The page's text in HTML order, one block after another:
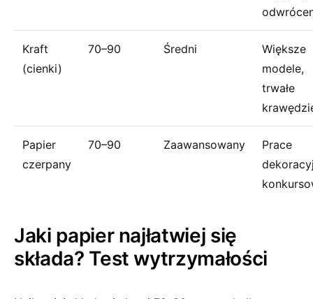
Kraft
(cienki)
70–90 Średni
Większe
modele,
trwałe
Papier
czerpany
70–90 Zaawansowany
Prace
Jaki papier najłatwiej się
składa? Test wytrzymałości